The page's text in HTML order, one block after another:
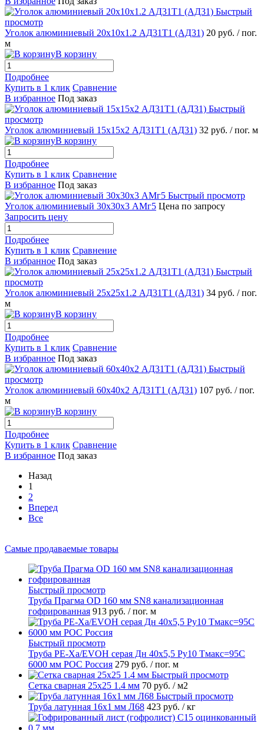
Быстрый
просмотр
Уголок алюминиевый 20х10х1.2 АД31Т1 (АД31) 20 руб. / пог.
м
В корзину
Подробнее
Купить в 1 клик Сравнение
В избранное Под заказ
Быстрый
просмотр
Уголок алюминиевый 15х15х2 АД31Т1 (АД31) 32 руб. / пог. м
В корзину
Подробнее
Купить в 1 клик Сравнение
В избранное Под заказ
Быстрый просмотр
Уголок алюминиевый 30х30х3 АМг5 Цена по запросу
Запросить цену
Подробнее
Купить в 1 клик Сравнение
В избранное Под заказ
Быстрый
просмотр
Уголок алюминиевый 25х25х1.2 АД31Т1 (АД31) 34 руб. / пог.
м
В корзину
Подробнее
Купить в 1 клик Сравнение
В избранное Под заказ
Быстрый
просмотр
Уголок алюминиевый 60х40х2 АД31Т1 (АД31) 107 руб. / пог.
м
В корзину
Подробнее
Купить в 1 клик Сравнение
В избранное Под заказ
Назад
1
2
Вперед
Все
Самые продаваемые товары
Быстрый просмотр
Труба Прагма OD 160 мм SN8 канализационная
гофрированная 913 руб. / пог. м
Быстрый просмотр
Труба PE-Xa/EVOH серая Дн 40х5,5 Ру10 Тмакс=95C
6000 мм РОС Россия 279 руб. / пог. м
Быстрый просмотр
Сетка сварная 25х25 1.4 мм 70 руб. / м2
Быстрый просмотр
Труба латунная 16х1 мм Л68 423 руб. / кг